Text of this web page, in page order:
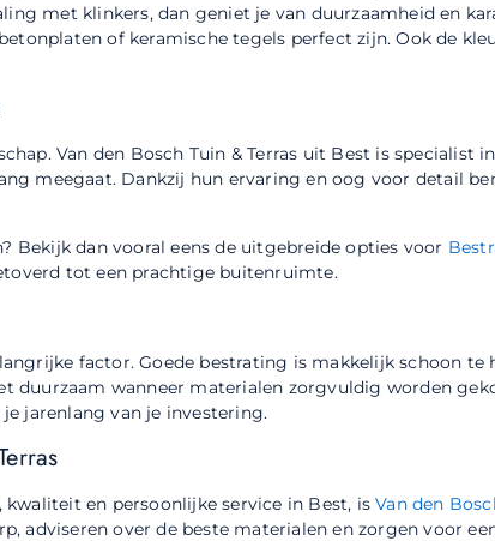
met klinkers, dan geniet je van duurzaamheid en
of keramische tegels perfect zijn. Ook de
Van den Bosch Tuin & Terras uit Best is specialist
meegaat. Dankzij hun ervaring en oog voor detail
Bekijk dan vooral eens de uitgebreide opties voor
tot een prachtige buitenruimte.
factor. Goede bestrating is makkelijk schoon te
duurzaam wanneer materialen zorgvuldig worden
jarenlang van je investering.
kwaliteit en persoonlijke service in Best, isVan den
adviseren over de beste materialen en zorgen voor